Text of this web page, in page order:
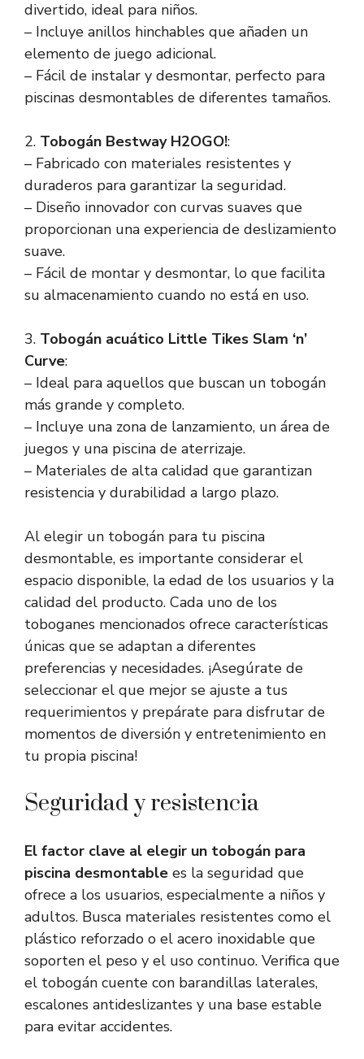
divertido, ideal para niños.
– Incluye anillos hinchables que añaden un
elemento de juego adicional.
– Fácil de instalar y desmontar, perfecto para
piscinas desmontables de diferentes tamaños.
2. Tobogán Bestway H2OGO!:
– Fabricado con materiales resistentes y
duraderos para garantizar la seguridad.
– Diseño innovador con curvas suaves que
proporcionan una experiencia de deslizamiento
suave.
– Fácil de montar y desmontar, lo que facilita
su almacenamiento cuando no está en uso.
3. Tobogán acuático Little Tikes Slam ‘n’
Curve:
– Ideal para aquellos que buscan un tobogán
más grande y completo.
– Incluye una zona de lanzamiento, un área de
juegos y una piscina de aterrizaje.
– Materiales de alta calidad que garantizan
resistencia y durabilidad a largo plazo.
Al elegir un tobogán para tu piscina
desmontable, es importante considerar el
espacio disponible, la edad de los usuarios y la
calidad del producto. Cada uno de los
toboganes mencionados ofrece características
únicas que se adaptan a diferentes
preferencias y necesidades. ¡Asegúrate de
seleccionar el que mejor se ajuste a tus
requerimientos y prepárate para disfrutar de
momentos de diversión y entretenimiento en
tu propia piscina!
Seguridad y resistencia
El factor clave al elegir un tobogán para
piscina desmontable es la seguridad que
ofrece a los usuarios, especialmente a niños y
adultos. Busca materiales resistentes como el
plástico reforzado o el acero inoxidable que
soporten el peso y el uso continuo. Verifica que
el tobogán cuente con barandillas laterales,
escalones antideslizantes y una base estable
para evitar accidentes.